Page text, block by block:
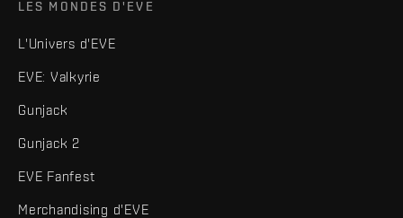
LES MONDES D'EVE
L'Univers d'EVE
EVE: Valkyrie
Gunjack
Gunjack 2
EVE Fanfest
Merchandising d'EVE